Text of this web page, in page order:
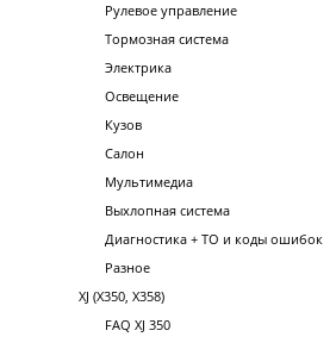
Рулевое управление
Тормозная система
Электрика
Освещение
Кузов
Салон
Мультимедиа
Выхлопная система
Диагностика + ТО и коды ошибок
Разное
XJ (X350, X358)
FAQ XJ 350